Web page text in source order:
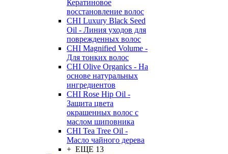
Кератиновое
восстановление волос
CHI Luxury Black Seed
Oil - Линия уходов для
поврежденных волос
CHI Magnified Volume -
Для тонких волос
CHI Olive Organics - На
основе натуральных
ингредиентов
CHI Rose Hip Oil -
Защита цвета
окрашенных волос с
маслом шиповника
CHI Tea Tree Oil -
Масло чайного дерева
+ ЕЩЕ 13